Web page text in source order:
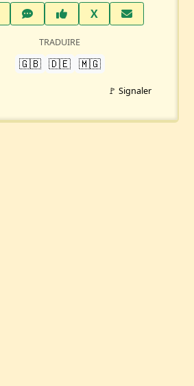
WhatsAppFacebook
XTwitter X
TRADUIRE
🇬🇧 🇩🇪 🇲🇬
🚩 Signaler